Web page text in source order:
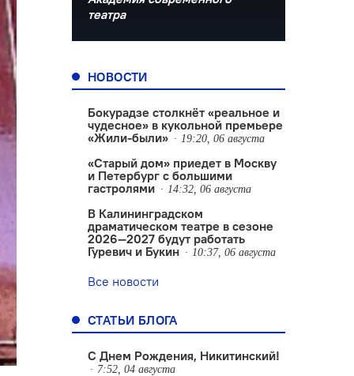
театра
НОВОСТИ
Бокурадзе столкнëт «реальное и
чудесное» в кукольной премьере
«Жили-были»
19:20, 06 августа
«Старый дом» приедет в Москву
и Петербург с большими
гастролями
14:32, 06 августа
В Калининградском
драматическом театре в сезоне
2026—2027 будут работать
Гуревич и Букин
10:37, 06 августа
Все новости
СТАТЬИ БЛОГА
С Днем Рождения, Никитинский!
7:52, 04 августа